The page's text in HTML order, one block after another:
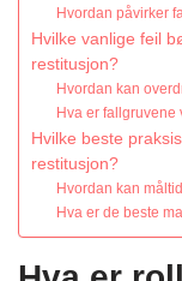
Hvordan påvirker
Hvilke vanlige feil
restitusjon?
Hvordan kan
Hva er
Hvilke beste
restitusjon?
Hvordan kan
Hva er de beste